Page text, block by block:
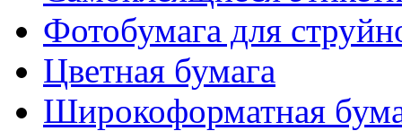
Фотобумага для
Цветная бумага
Широкоформатная